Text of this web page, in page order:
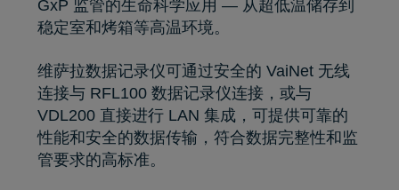
GxP 监管的生命科学应用 — 从超低温储存到
稳定室和烤箱等高温环境。
维萨拉数据记录仪可通过安全的 VaiNet 无线
连接与 RFL100 数据记录仪连接，或与
VDL200 直接进行 LAN 集成，可提供可靠的
性能和安全的数据传输，符合数据完整性和监
管要求的高标准。